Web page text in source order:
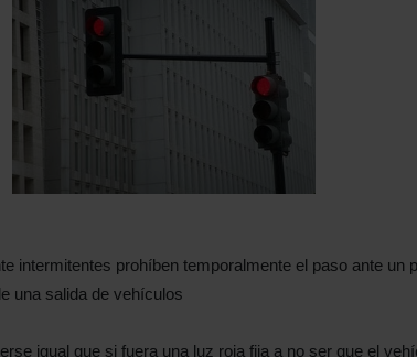
intermitentes prohíben temporalmente el paso ante un
una salida de vehículos
igual que si fuera una luz roja fija a no ser que el